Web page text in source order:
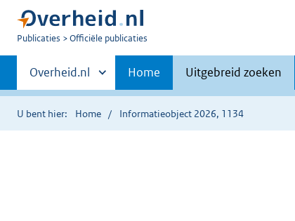
U
Publicaties Officiële publicaties
Primaire
navigatie
Andere
sites
binnen
Overheid.nl Home Uitgebreid zoeken
U bent hier: Home Informatieobject 2026, 1134